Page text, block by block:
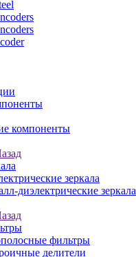
компоненты
зеркала
диэлектрические зеркала
фильтры
делители